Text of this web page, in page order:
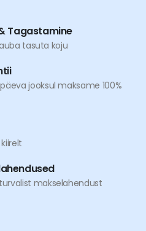
Tagastamine
tasuta koju
jooksul maksame 100%
makselahendust